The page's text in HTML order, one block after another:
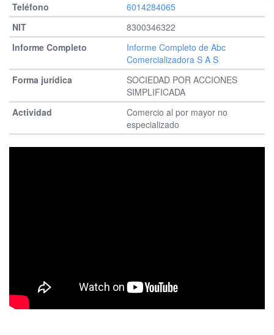
6014284065
8300346322
Informe Completo de Abc
Comercializadora S A S
SOCIEDAD POR ACCIONES
SIMPLIFICADA
Comercio al por mayor no
especializado